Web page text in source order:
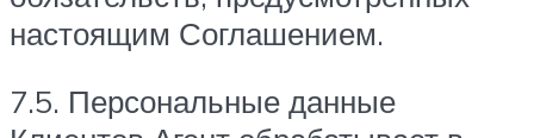
настоящим Соглашением.
7.5. Персональные данные